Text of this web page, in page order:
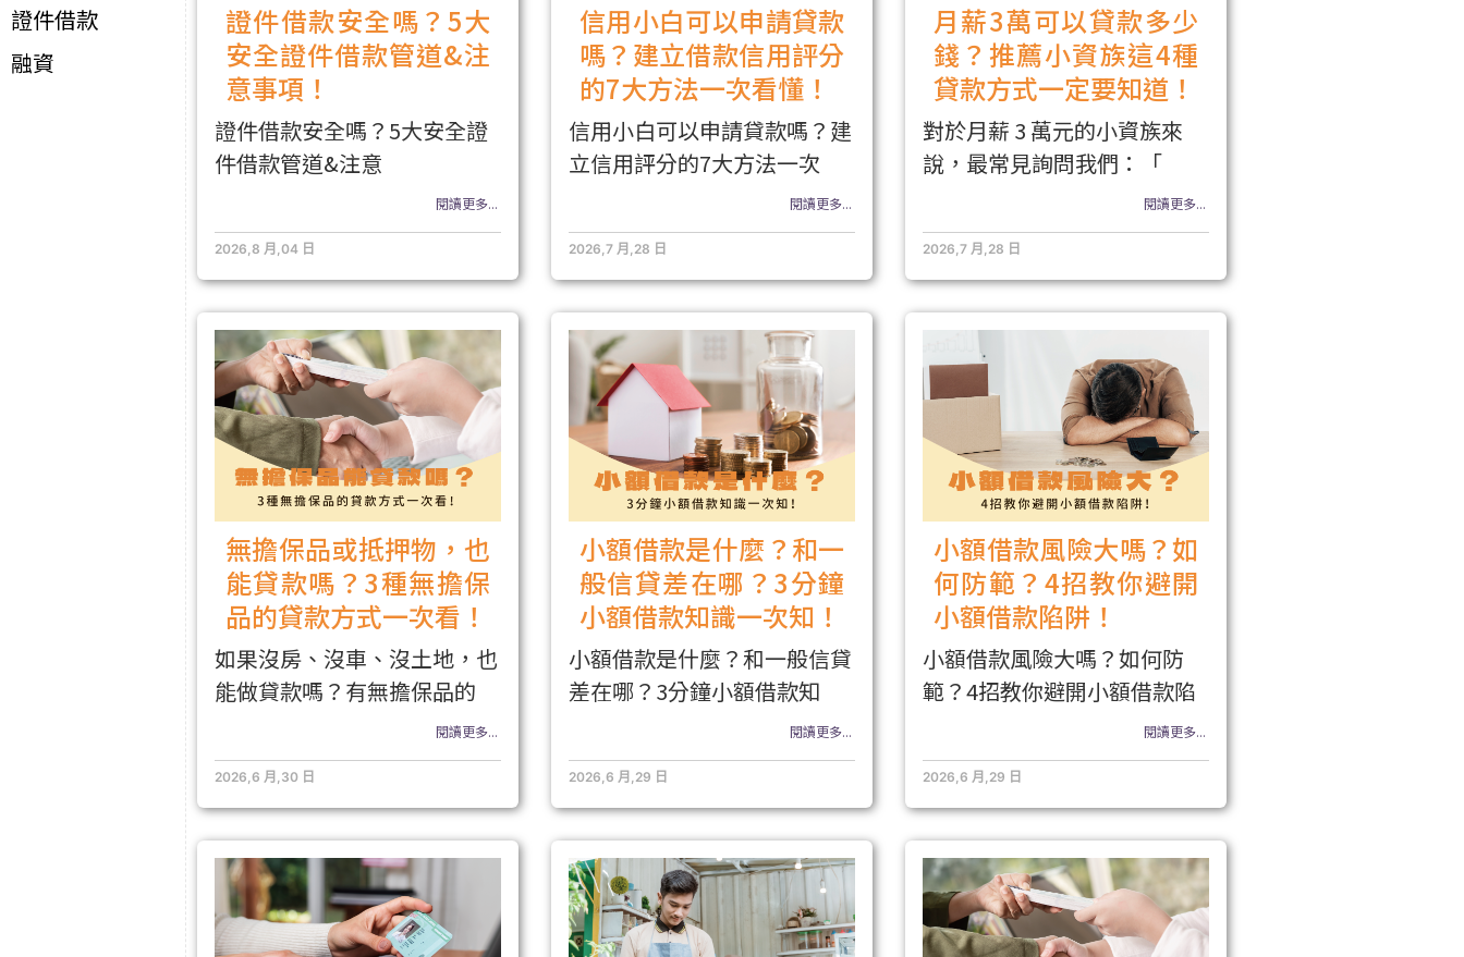
證件借款
融資
證件借款安全嗎？5大
安全證件借款管道&注
意事項！
證件借款安全嗎？5大安全證
件借款管道&注意
閱讀更多...
2026,8 月,04 日
信用小白可以申請貸款
嗎？建立借款信用評分
的7大方法一次看懂！
信用小白可以申請貸款嗎？建
立信用評分的7大方法一次
閱讀更多...
2026,7 月,28 日
月薪3萬可以貸款多少
錢？推薦小資族這4種
貸款方式一定要知道！
對於月薪 3 萬元的小資族來
說，最常見詢問我們：「
閱讀更多...
2026,7 月,28 日
無擔保品或抵押物，也
能貸款嗎？3種無擔保
品的貸款方式一次看！
如果沒房、沒車、沒土地，也
能做貸款嗎？有無擔保品的
閱讀更多...
2026,6 月,30 日
小額借款是什麼？和一
般信貸差在哪？3分鐘
小額借款知識一次知！
小額借款是什麼？和一般信貸
差在哪？3分鐘小額借款知
閱讀更多...
2026,6 月,29 日
小額借款風險大嗎？如
何防範？4招教你避開
小額借款陷阱！
小額借款風險大嗎？如何防
範？4招教你避開小額借款陷
閱讀更多...
2026,6 月,29 日